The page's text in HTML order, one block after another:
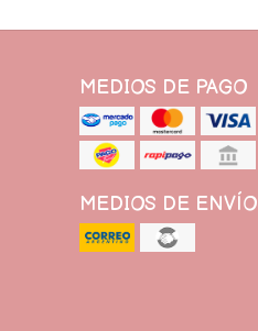
MEDIOS DE PAGO
MEDIOS DE ENVÍO